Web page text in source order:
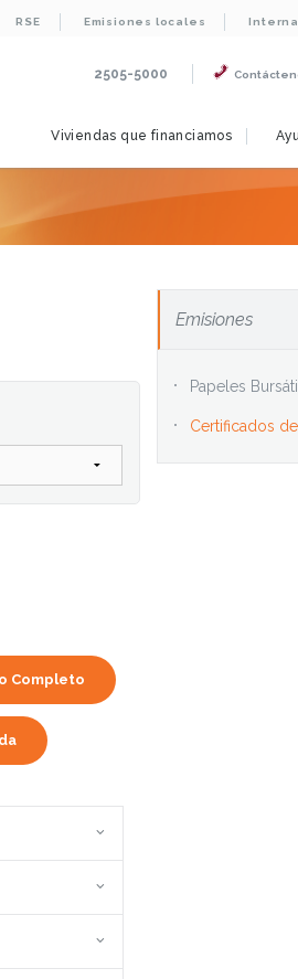
RSE Emisiones locales
2505-5000
Viviendas que financiamos
Completo
Emisiones
Papeles
Certificados